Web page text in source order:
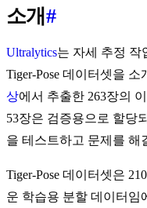
소개#
Ultralytics는 자세 추정 작
Tiger-Pose 데이터셋을
상에서 추출한 263장의
53장은 검증용으로 할당
을 테스트하고 문제를 해
Tiger-Pose 데이터셋은
운 학습용 분할 데이터임